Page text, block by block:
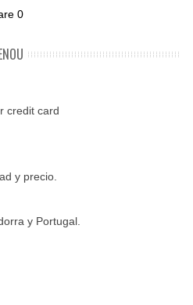
0
credit card
y precio.
y Portugal.